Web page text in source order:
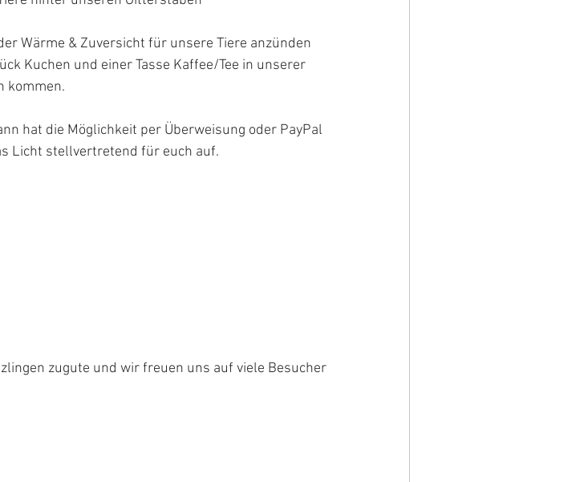
Wärme & Zuversicht für unsere Tiere anzünden
Kuchen und einer Tasse Kaffee/Tee in unserer
kommen.
hat die Möglichkeit per Überweisung oder PayPal
Licht stellvertretend für euch auf.
zugute und wir freuen uns auf viele Besucher